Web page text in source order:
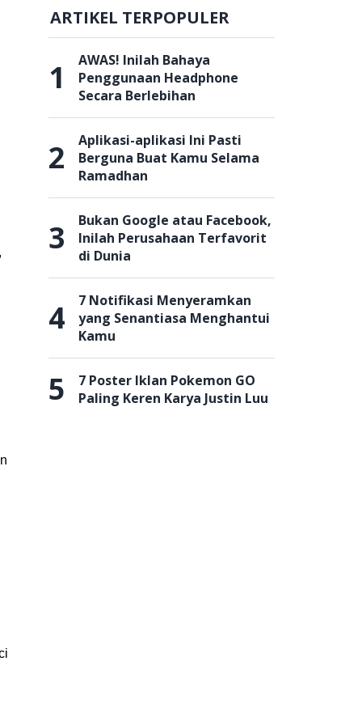
ARTIKEL TERPOPULER
1
AWAS! Inilah Bahaya
Penggunaan Headphone
Secara Berlebihan
2
Aplikasi-aplikasi Ini Pasti
Berguna Buat Kamu Selama
Ramadhan
3
Bukan Google atau Facebook,
Inilah Perusahaan Terfavorit
di Dunia
4
7 Notifikasi Menyeramkan
yang Senantiasa Menghantui
Kamu
5
7 Poster Iklan Pokemon GO
Paling Keren Karya Justin Luu